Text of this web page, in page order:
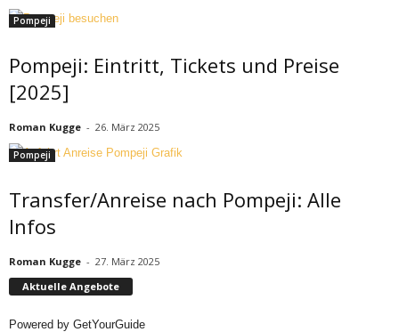
Pompeji
Pompeji: Eintritt, Tickets und Preise
[2025]
Roman Kugge - 26. März 2025
Pompeji
Transfer/Anreise nach Pompeji: Alle
Infos
Roman Kugge - 27. März 2025
Aktuelle Angebote
Powered by GetYourGuide